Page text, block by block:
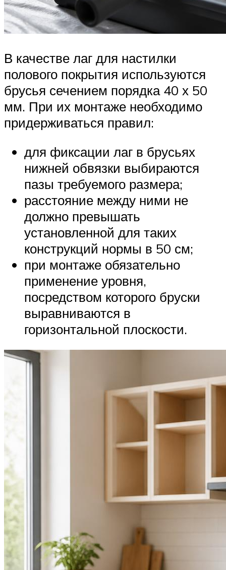
В качестве лаг для настилки
полового покрытия используются
брусья сечением порядка 40 х 50
мм. При их монтаже необходимо
придерживаться правил:
для фиксации лаг в брусьях
нижней обвязки выбираются
пазы требуемого размера;
расстояние между ними не
должно превышать
установленной для таких
конструкций нормы в 50 см;
при монтаже обязательно
применение уровня,
посредством которого бруски
выравниваются в
горизонтальной плоскости.